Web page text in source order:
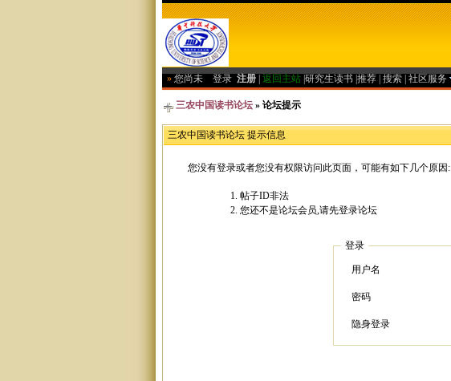
» 您尚未 登录 注册 返回主站 研究生读书 推荐 搜索 社区服务
三农中国读书论坛 » 论坛提示
三农中国读书论坛 提示信息
您没有登录或者您没有权限访问此页面，可能有如下几个原因:
帖子ID非法
您还不是论坛会员,请先登录论坛
登录
用户名
密码
隐身登录